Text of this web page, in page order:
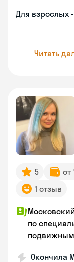
Для взрослых
Читать
5 от
1 отзыв
по
Окончила